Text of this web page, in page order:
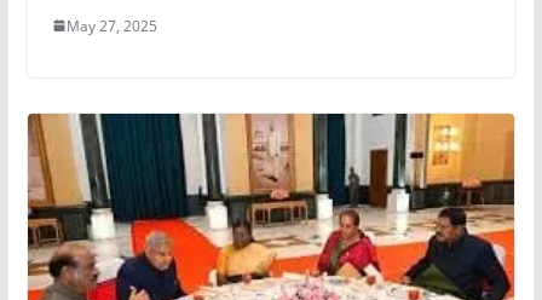
May 27, 2025